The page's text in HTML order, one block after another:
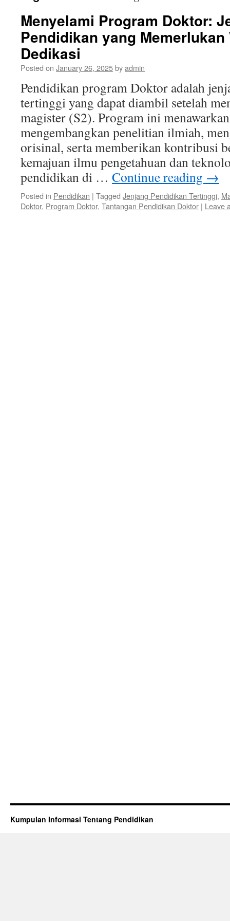
Menyelami Program Doktor:
Pendidikan yang Memerlukan
Dedikasi
Posted on January 26, 2025byadmin
Pendidikan program Doktor adalah
tertinggi yang dapat diambil setelah
magister (S2). Program ini
mengembangkan penelitian ilmiah,
orisinal, serta memberikan kontribusi
kemajuan ilmu pengetahuan dan
pendidikan di … Continue reading →
Posted in Pendidikan | Tagged Jenjang Pendidikan Tertinggi,
Doktor, Program Doktor, Tantangan Pendidikan Doktor | Leave
Kumpulan Informasi Tentang Pendidikan